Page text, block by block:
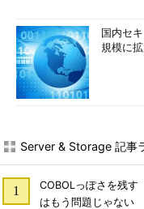
国内セ
規模に
Server & Storage 記事
COBOLっぽさを残
はもう問題じゃない